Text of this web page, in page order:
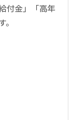
付金」「高年